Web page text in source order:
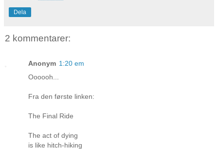
Dela
2 kommentarer:
Anonym 1:20 em
Oooooh...
Fra den første linken:
The Final Ride
The act of dying
is like hitch-hiking